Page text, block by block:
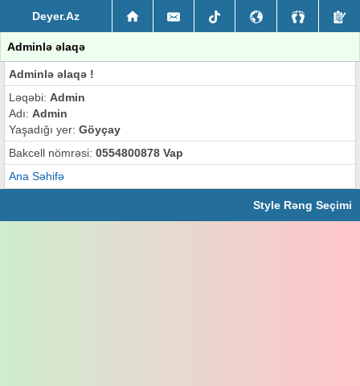
Deyer.Az
Adminlə əlaqə
Adminlə əlaqə !
Ləqəbi: Admin
Adı: Admin
Yaşadığı yer: Göyçay
Bakcell nömrəsi: 0554800878 Vap
Ana Səhifə
Style Rəng Seçimi